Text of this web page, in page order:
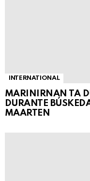
INTERNATIONAL
MARINIRNAN TA
DURANTE
MAARTEN